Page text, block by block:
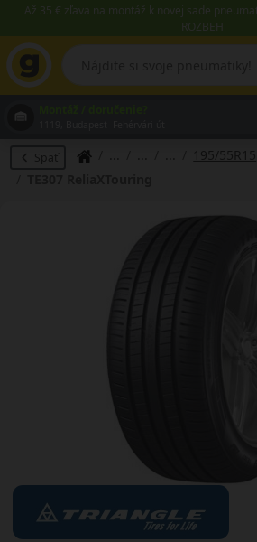
Až 35 € zľava na montáž k novej sade
ROZBEH
Späť
195/55R15